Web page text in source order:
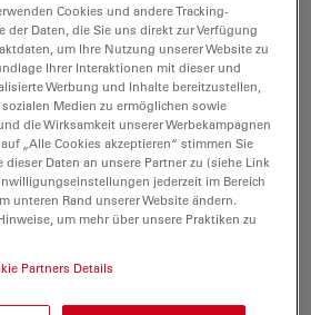
Cookies und andere Tracking-
der Daten, die Sie uns direkt zur Verfügung
um Ihre Nutzung unserer Website zu
Ihrer Interaktionen mit dieser und
Werbung und Inhalte bereitzustellen,
Medien zu ermöglichen sowie
die Wirksamkeit unserer Werbekampagnen
„Alle Cookies akzeptieren“ stimmen Sie
dieser Daten an unsere Partner zu (siehe Link
jederzeit im Bereich
unteren Rand unserer Website ändern.
um mehr über unsere Praktiken zu
Partners Details